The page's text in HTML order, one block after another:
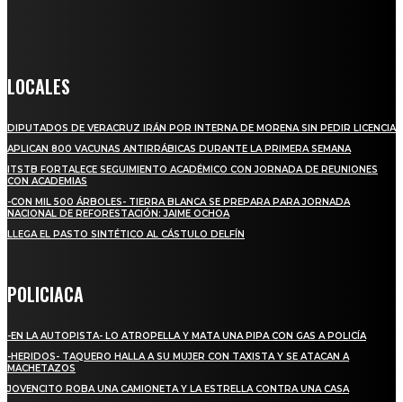
LOCALES
DIPUTADOS DE VERACRUZ IRÁN POR INTERNA DE MORENA SIN PEDIR LICENCIA
APLICAN 800 VACUNAS ANTIRRÁBICAS DURANTE LA PRIMERA SEMANA
ITSTB FORTALECE SEGUIMIENTO ACADÉMICO CON JORNADA DE REUNIONES
CON ACADEMIAS
-CON MIL 500 ÁRBOLES- TIERRA BLANCA SE PREPARA PARA JORNADA
NACIONAL DE REFORESTACIÓN: JAIME OCHOA
LLEGA EL PASTO SINTÉTICO AL CÁSTULO DELFÍN
POLICIACA
-EN LA AUTOPISTA- LO ATROPELLA Y MATA UNA PIPA CON GAS A POLICÍA
-HERIDOS- TAQUERO HALLA A SU MUJER CON TAXISTA Y SE ATACAN A
MACHETAZOS
JOVENCITO ROBA UNA CAMIONETA Y LA ESTRELLA CONTRA UNA CASA